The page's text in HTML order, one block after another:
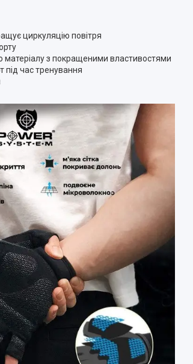
циркуляцію повітря
матеріалу з покращеними властивостями
час тренування